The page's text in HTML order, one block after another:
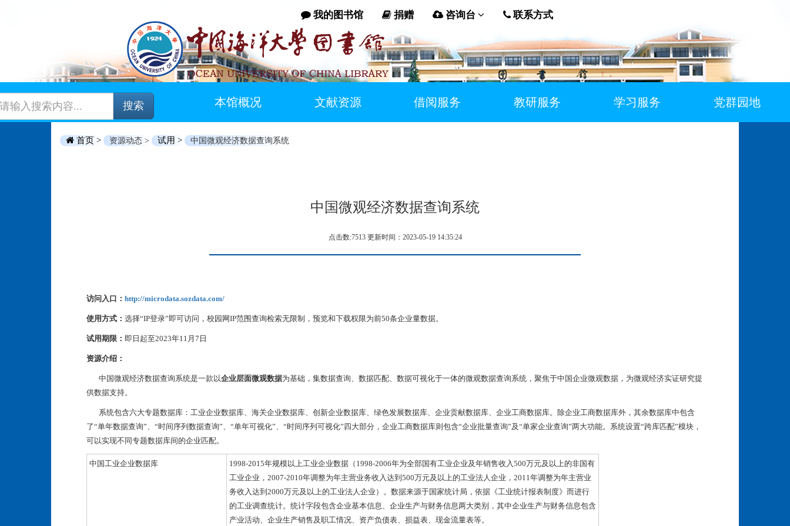
我的图书馆 捐赠 咨询台 联系方式
搜索 本馆概况 文献资源 借阅服务 教研服务 学习服务 党群园地
首页 > 资源动态 > 试用 > 中国微观经济数据查询系统
中国微观经济数据查询系统
点击数:7513 更新时间：2023-05-19 14:35:24
访问入口： http://microdata.sozdata.com/
使用方式： 选择“IP登录”即可访问，校园网IP范围查询检索无限制，预览和下载权限为前50条企业量数据。
试用期限： 即日起至2023年11月7日
资源介绍：
中国微观经济数据查询系统是一款以企业层面微观数据为基础，集数据查询、数据匹配、数据可视化于一体的微观数据查询系统，聚焦于中国企业微观数据，为微观经济实证研究提
供数据支持。
系统包含六大专题数据库：工业企业数据库、海关企业数据库、创新企业数据库、绿色发展数据库、企业贡献数据库、企业工商数据库。除企业工商数据库外，其余数据库中包含
了“单年数据查询”、“时间序列数据查询”、“单年可视化”、“时间序列可视化”四大部分，企业工商数据库则包含“企业批量查询”及“单家企业查询”两大功能。系统设置“跨库匹配”模块，
可以实现不同专题数据库间的企业匹配。
中国工业企业数据库
1998-2015年规模以上工业企业数据（1998-2006年为全部国有工业企业及年销售收入500万元及以上的非国有
工业企业，2007-2010年调整为年主营业务收入达到500万元及以上的工业法人企业，2011年调整为年主营业
务收入达到2000万元及以上的工业法人企业）。数据来源于国家统计局，依据《工业统计报表制度》而进行
的工业调查统计。统计字段包含企业基本信息、企业生产与财务信息两大类别，其中企业生产与财务信息包含
产业活动、企业生产销售及职工情况、资产负债表、损益表、现金流量表等。